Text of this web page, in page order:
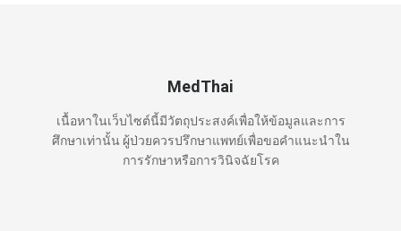
MedThai
เนื้อหาในเว็บไซต์นี้มีวัตถุประสงค์เพื่อให้ข้อมูลและการ
ศึกษาเท่านั้น ผู้ป่วยควรปรึกษาแพทย์เพื่อขอคำแนะนำใน
การรักษาหรือการวินิจฉัยโรค